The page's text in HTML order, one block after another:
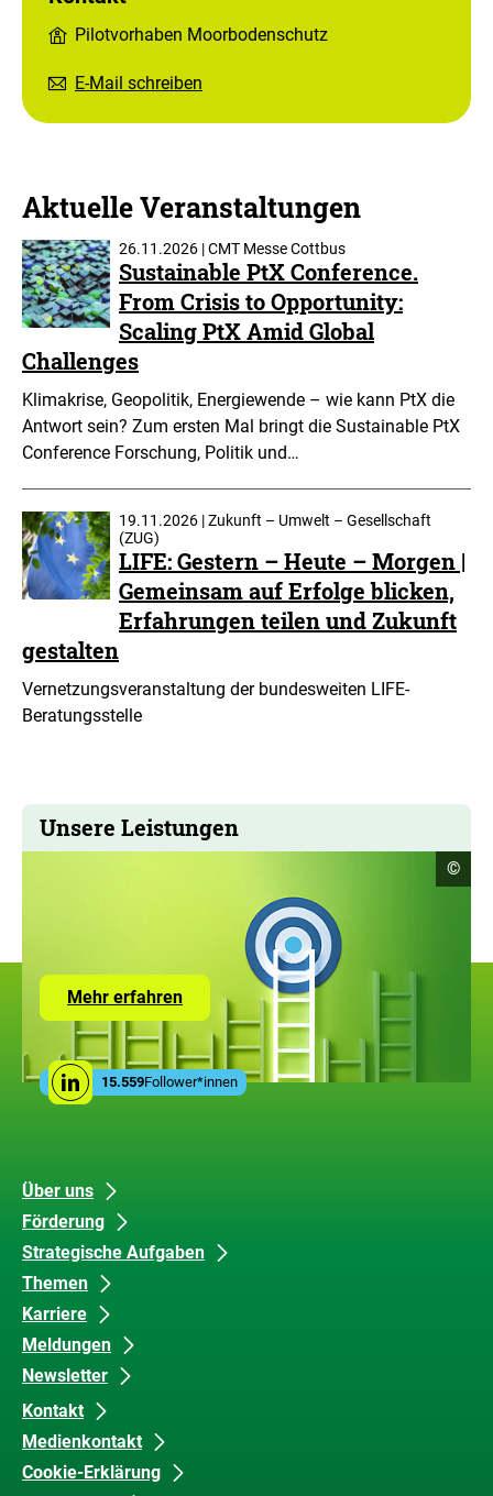
Pilotvorhaben Moorbodenschutz
E-Mail schreiben
Aktuelle Veranstaltungen
26.11.2026 | CMT Messe Cottbus
Sustainable PtX Conference.
From Crisis to Opportunity:
Scaling PtX Amid Global
Challenges
Klimakrise, Geopolitik, Energiewende – wie kann PtX die
Antwort sein? Zum ersten Mal bringt die Sustainable PtX
Conference Forschung, Politik und…
19.11.2026 | Zukunft – Umwelt – Gesellschaft
(ZUG)
LIFE: Gestern – Heute – Morgen |
Gemeinsam auf Erfolge blicken,
Erfahrungen teilen und Zukunft
gestalten
Vernetzungsveranstaltung der bundesweiten LIFE-
Beratungsstelle
Unsere Leistungen
Mehr erfahrenZur
Seite
Leistungen
der
ZUG
Social
MediaLinkedin
15.559Follower*innen
©
Unsere
Inhalte
Über uns
Förderung
Strategische Aufgaben
Themen
Karriere
Meldungen
Newsletter
Datenschutz
und
Barrierefreiheit
Kontakt
Medienkontakt
Cookie-Erklärung